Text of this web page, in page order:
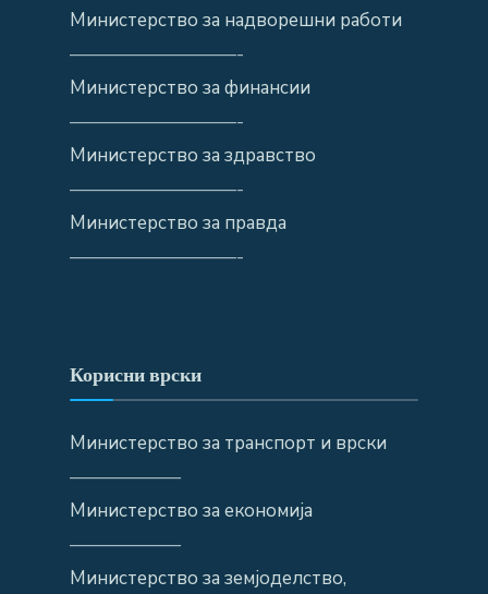
Министерство за надворешни работи
—————————-
Министерство за финансии
—————————-
Министерство за здравство
—————————-
Министерство за правда
—————————-
Корисни врски
Министерство за транспорт и врски
——————
Министерство за економија
——————
Министерство за земјоделство,